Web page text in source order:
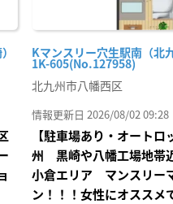
Kマンスリー穴生駅南（北
1K-605(No.127958)
北九州市八幡西区
情報更新日 2026/08/02 09:28
【駐車場あり・オートロ
州 黒崎や八幡工場地帯
小倉エリア マンスリー
ン！！！女性にオススメ